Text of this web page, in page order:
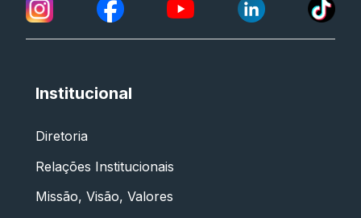
Institucional
Diretoria
Relações Institucionais
Missão, Visão, Valores